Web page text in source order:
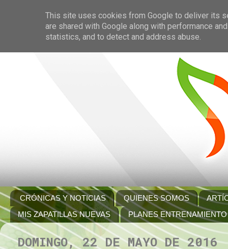
CRÓNICAS Y NOTICIAS QUIENES SOMOS
MIS ZAPATILLAS NUEVAS
PLANES ENTRENAMIENTO
DOMINGO, 22 DE MAYO DE 2016
This site uses cookies from Google to deliver its
are shared with Google along with performance
statistics, and to detect and address abuse.